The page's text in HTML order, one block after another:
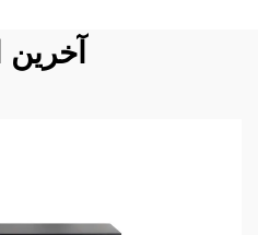
آخرین